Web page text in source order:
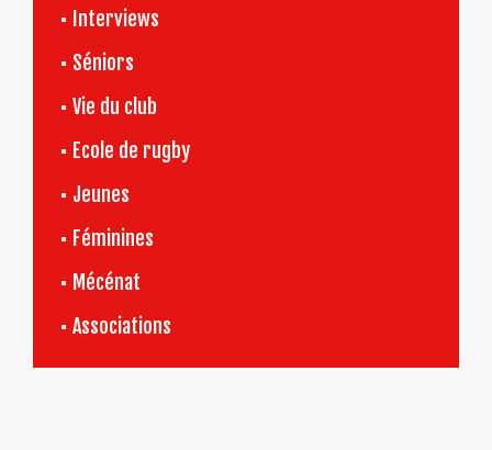
Interviews
Séniors
Vie du club
Ecole de rugby
Jeunes
Féminines
Mécénat
Associations